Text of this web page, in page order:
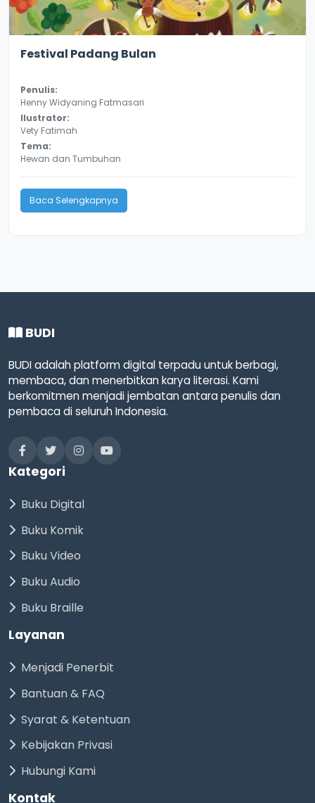
Festival Padang Bulan
Penulis:
Henny Widyaning Fatmasari
Ilustrator:
Vety Fatimah
Tema:
Hewan dan Tumbuhan
Baca Selengkapnya
BUDI
BUDI adalah platform digital terpadu untuk berbagi,
membaca, dan menerbitkan karya literasi. Kami
berkomitmen menjadi jembatan antara penulis dan
pembaca di seluruh Indonesia.
Kategori
Buku Digital
Buku Komik
Buku Video
Buku Audio
Buku Braille
Layanan
Menjadi Penerbit
Bantuan & FAQ
Syarat & Ketentuan
Kebijakan Privasi
Hubungi Kami
Kontak